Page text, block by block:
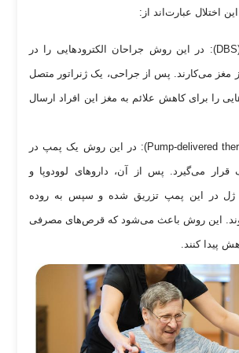
اختلال عبارت‌اند از:
تحریک عمیق مغز (DBS): در این روش جراحان الکترود‌هایی را در
می‌کارند. پس از جراحی، یک ژنراتور متصل
را برای کاهش علائم به مغز این افراد ارسال
درمان با پمپ (Pump-delivered therapy): در این روش یک پمپ در
قرار می‌گیرد. پس از آن، دارو‌های لوودوپا و
ژل در این پمپ تزریق شده و سپس به روده
این روش باعث می‌شود که قرص‌های مصرفی
پیدا کنند.